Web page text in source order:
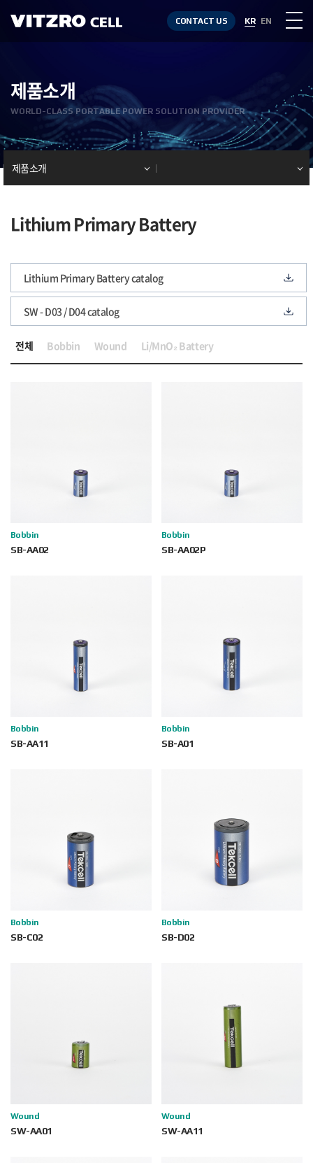
CONTACT US KR EN
제품소개
WORLD-CLASS PORTABLE POWER SOLUTION PROVIDER
제품소개
Lithium Primary Battery
Lithium Primary Battery catalog
SW - D03 / D04 catalog
전체 Bobbin Wound Li/MnO₂ Battery
Bobbin
SB-AA02
Bobbin
SB-AA02P
Bobbin
SB-AA11
Bobbin
SB-A01
Bobbin
SB-C02
Bobbin
SB-D02
Wound
SW-AA01
Wound
SW-AA11